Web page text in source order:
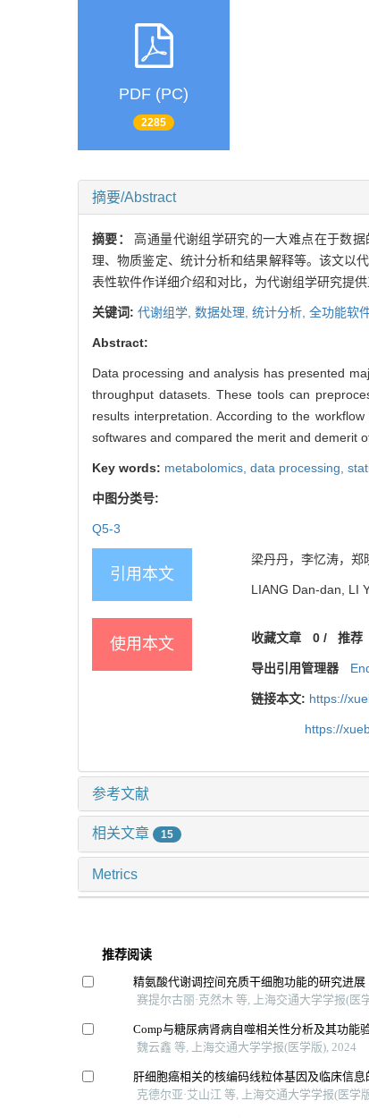
PDF (PC)
2285
摘要/Abstract
摘要：高通量代谢组学研究的一大难点在于数
理、物质鉴定、统计分析和结果解释等。该文以
表性软件作详细介绍和对比，为代谢组学研究提供
关键词: 代谢组学, 数据处理, 统计分析, 全功能软
Abstract:
Data processing and analysis has presented
throughput datasets. These tools can
results interpretation. According to the
softwares and compared the merit and demerit
Key words: metabolomics, data processing,
中图分类号:
Q5-3
引用本文
梁丹丹，李忆涛，郑
LIANG Dan-dan, LI
使用本文 收藏文章 0/ 推荐
导出引用管理器
链接本文: https://
https://
参考文献
相关文章 15
Metrics
推荐阅读
精氨酸代谢调控间充质干细胞功能的研究进展
赛提尔古丽·克然木 等, 上海交通大学学报(医
Comp与糖尿病肾病自噬相关性分析及其功能
魏云鑫 等, 上海交通大学学报(医学版), 2024
肝细胞癌相关的核编码线粒体基因及临床信息
克德尔亚·艾山江 等, 上海交通大学学报(医学